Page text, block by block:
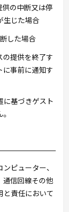
供の中断又は停
生じた場合
した場合
の提供を終了す
に事前に通知す
に基づきゲスト
ピューター、
通信回線その他
と責任において